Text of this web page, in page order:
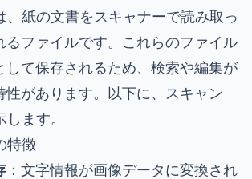
、紙の文書をスキャナーで読み取っ
るファイルです。これらのファイル
して保存されるため、検索や編集が
性があります。以下に、スキャン
ます。
特徴
：文字情報が画像データに変換され